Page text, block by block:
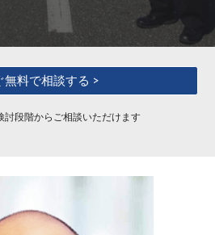
無料で相談する >
段階からご相談いただけます